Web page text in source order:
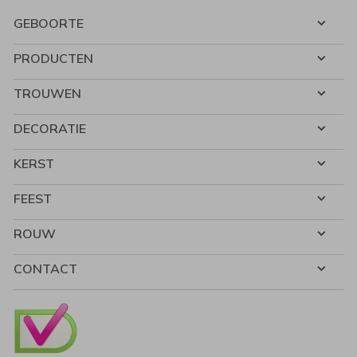
GEBOORTE
PRODUCTEN
TROUWEN
DECORATIE
KERST
FEEST
ROUW
CONTACT